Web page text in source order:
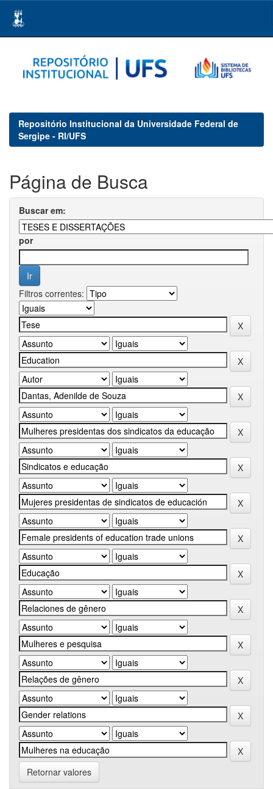
navigation
Repositório Institucional da Universidade Federal de
Sergipe - RI/UFS
Página de Busca
Buscar em:
por
Filtros correntes:
Retornar valores